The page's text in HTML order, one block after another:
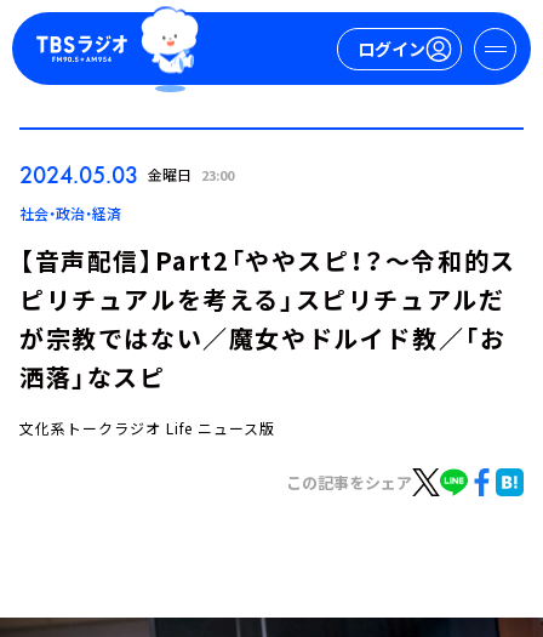
ログイン
今日の番組表
YouTube
2024.05.03 金曜日 23:00
社会・政治・経済
【音声配信】Part2「ややスピ！？～令和的ス
ピリチュアルを考える」スピリチュアルだ
が宗教ではない／魔女やドルイド教／「お
洒落」なスピ
文化系トークラジオ Life ニュース版
この記事をシェア